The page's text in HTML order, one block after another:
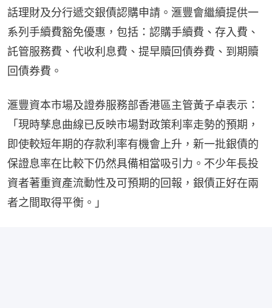
話理財及分行遞交銀債認購申請。滙豐會繼續提供一
系列手續費豁免優惠，包括：認購手續費、存入費、
託管服務費、代收利息費、提早贖回債券費、到期贖
回債券費。
滙豐資本市場及證券服務部香港區主管黃子卓表示：
「現時孳息曲線已反映市場對政策利率走勢的預期，
即使較短年期的存款利率有機會上升，新一批銀債的
保證息率在比較下仍然具備相當吸引力。不少年長投
資者著重資產流動性及可預期的回報，銀債正好在兩
者之間取得平衡。」